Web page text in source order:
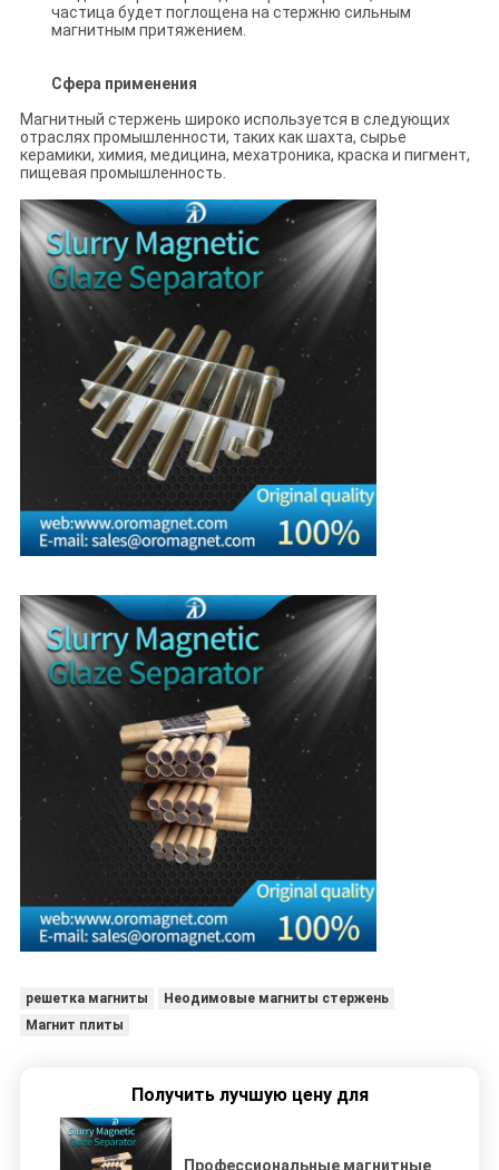
частица будет поглощена на стержню сильным
магнитным притяжением.
Сфера применения
Магнитный стержень широко используется в следующих
отраслях промышленности, таких как шахта, сырье
керамики, химия, медицина, мехатроника, краска и пигмент,
пищевая промышленность.
решетка магниты
Неодимовые магниты стержень
Магнит плиты
Получить лучшую цену для
Профессиональные магнитные